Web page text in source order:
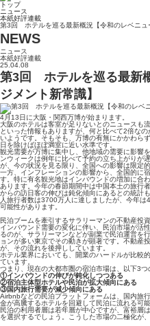
トップ
ニュース
本紙好評連載
第3回 ホテルを巡る最新概況【令和のレベニュ
NEWS
ニュース
本紙好評連載
25.04.08
第3回 ホテルを巡る最新
ジメント新常識】
4月13日に大阪・関西万博が始まります。
大阪のホテルは客室が足りないとのニュースも
といった情報もありますが、何と比べて2倍な
いようです。そもそも、万博の有無にかかわら
日を除けばほぼ満室に近い水準です。
観光需要が万博に集中し、他地域の需要に影響
ンウィークは例年に比べて予約の立ち上がりが
が、今の状況を見る限り、全国への影響は限定的
一方、インフレーションの影響から、全国的に
す。特に有名観光地はインバウンドの増加に合
あります。今年の春節期間中は中国本土の旅行
からの訪日客の伸びは鈍化傾向にあるとの統計
人旅行者数は3700万人に達しましたが、今年
可能性があります。
民泊ブームを牽引するサラリーマンの不動産投資
インバウンド需要の変化に伴い、民泊市場が活
るのが、サラリーマンなどが副業で民泊運営を
ョンが多い東京でその動きが顕著です。不動産
が、その流れを後押ししています。
ホテル業界においても、開業のハードルが比較
ています。
つまり、現在の大都市圏の宿泊市場は、以下3つ
①インバウンドの伸びが鈍化しつつある
②宿泊主体型ホテルや民泊が拡大傾向にある
③国内旅行需要が減少傾向にある
Airbnbなどの民泊プラットフォームは、国内旅
金が高騰するホテルを回避して民泊に流れる可
民泊の利用者層は若年層が中心ですが、富裕層
を選択するでしょう。こうした市場の二極化が